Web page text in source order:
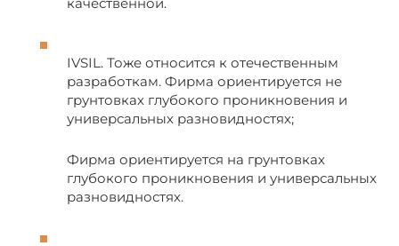
IVSIL. Тоже относится к отечественным
разработкам. Фирма ориентируется не
грунтовках глубокого проникновения и
универсальных разновидностях;
Фирма ориентируется на грунтовках
глубокого проникновения и универсальных
разновидностях.